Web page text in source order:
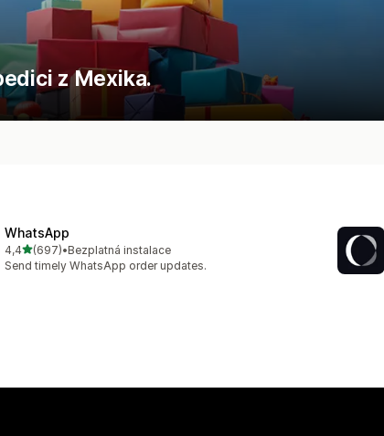
z Mexika.
WhatsApp
4,4z 5 hvězd
(697)
Celkový počet recenzí: 697
•Bezplatná instalace
Send timely WhatsApp order updates.